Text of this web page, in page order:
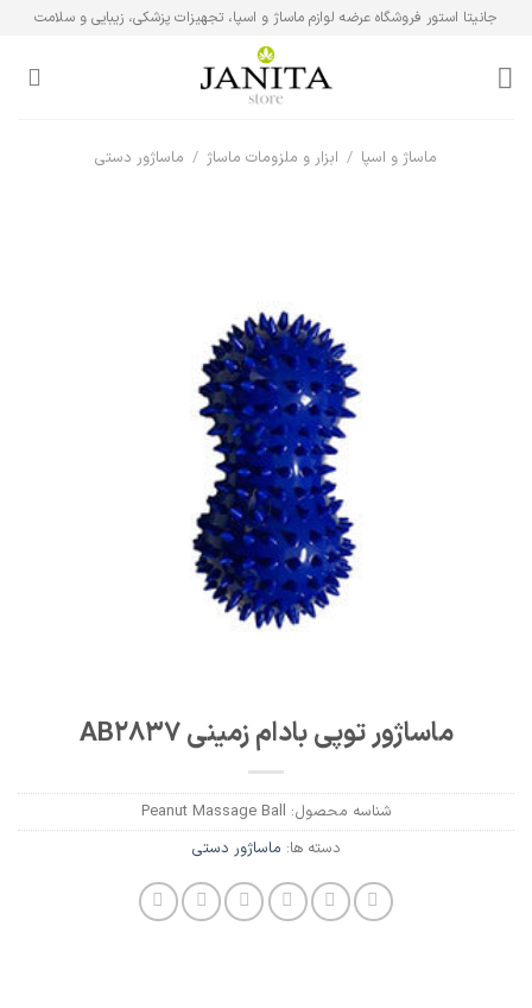
content
جانیتا استور فروشگاه عرضه لوازم ماساژ و اسپا، تجهیزات پزشکی، زیبایی و سلامت
ماساژ و اسپا / ابزار و ملزومات ماساژ / ماساژور دستی
ماساژور توپی بادام زمینی AB2837
شناسه محصول: Peanut Massage Ball
دسته ها: ماساژور دستی